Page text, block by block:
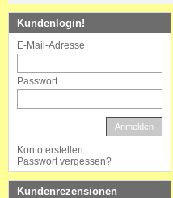
Kundenlogin!
E-Mail-Adresse
Passwort
Anmelden
Konto erstellen
Passwort vergessen?
Kundenrezensionen